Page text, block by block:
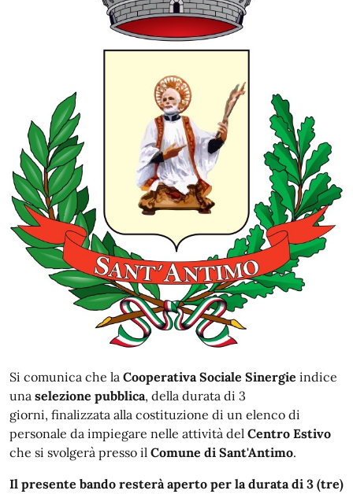
Si comunica che la Cooperativa Sociale Sinergie indice
una selezione pubblica, della durata di 3
giorni, finalizzata alla costituzione di un elenco di
personale da impiegare nelle attività del Centro Estivo
che si svolgerà presso il Comune di Sant'Antimo.
Il presente bando resterà aperto per la durata di 3 (tre)